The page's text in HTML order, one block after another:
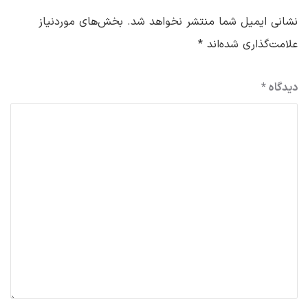
نشانی ایمیل شما منتشر نخواهد شد. بخش‌های موردنیاز
علامت‌گذاری شده‌اند *
دیدگاه*